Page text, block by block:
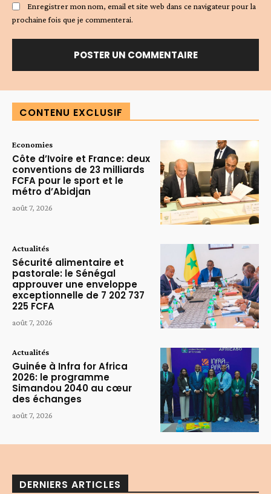
Enregistrer mon nom, email et site web dans ce navigateur pour la
prochaine fois que je commenterai.
CONTENU EXCLUSIF
Economies
Côte d’Ivoire et France: deux
conventions de 23 milliards
FCFA pour le sport et le
métro d’Abidjan
août 7, 2026
Actualités
Sécurité alimentaire et
pastorale: le Sénégal
approuver une enveloppe
exceptionnelle de 7 202 737
225 FCFA
août 7, 2026
Actualités
Guinée à Infra for Africa
2026: le programme
Simandou 2040 au cœur
des échanges
août 7, 2026
DERNIERS ARTICLES